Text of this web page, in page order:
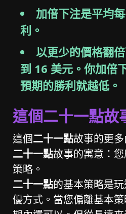
加倍下注是平均
利。
以更少的價格翻
到 16 美元。你加倍
預期的勝利就越低。
這個二十一點故
這個二十一點故事的更
二十一點故事的寓意：
策略。
二十一點的基本策略是
優方式。當您偏離基本